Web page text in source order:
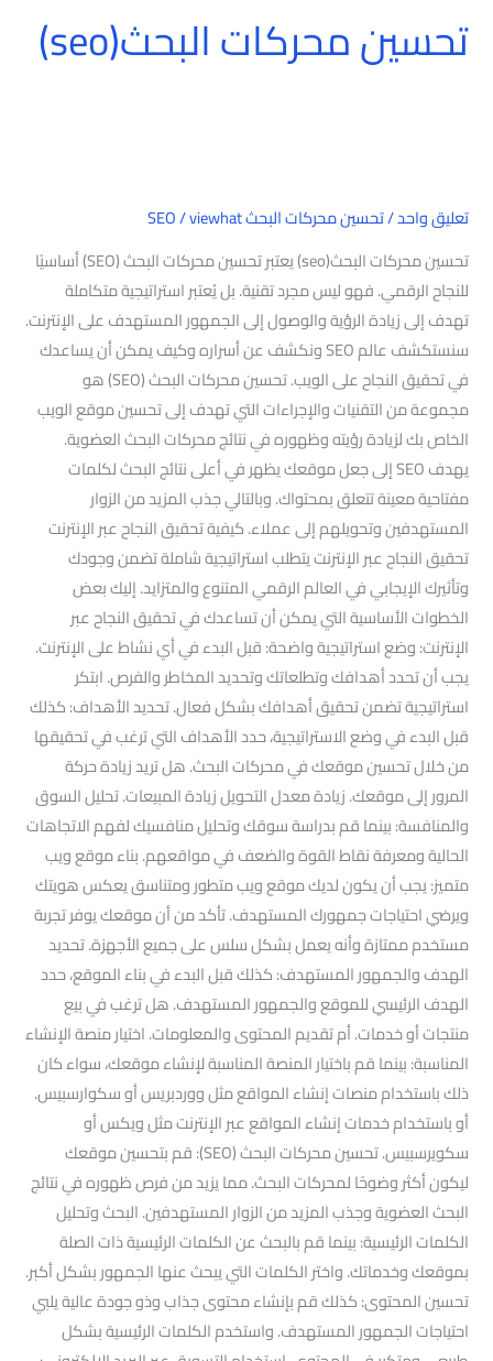
تحسين محركات البحث(seo)
تعليق واحد/تحسين محركات البحث SEO /viewhat
تحسين محركات البحث(seo) يعتبر تحسين محركات البحث (SEO) أساسيًا
للنجاح الرقمي. فهو ليس مجرد تقنية. بل يُعتبر استراتيجية متكاملة
تهدف إلى زيادة الرؤية والوصول إلى الجمهور المستهدف على الإنترنت.
سنستكشف عالم SEO ونكشف عن أسراره وكيف يمكن أن يساعدك
في تحقيق النجاح على الويب. تحسين محركات البحث (SEO) هو
مجموعة من التقنيات والإجراءات التي تهدف إلى تحسين موقع الويب
الخاص بك لزيادة رؤيته وظهوره في نتائج محركات البحث العضوية.
يهدف SEO إلى جعل موقعك يظهر في أعلى نتائج البحث لكلمات
مفتاحية معينة تتعلق بمحتواك. وبالتالي جذب المزيد من الزوار
المستهدفين وتحويلهم إلى عملاء. كيفية تحقيق النجاح عبر الإنترنت
تحقيق النجاح عبر الإنترنت يتطلب استراتيجية شاملة تضمن وجودك
وتأثيرك الإيجابي في العالم الرقمي المتنوع والمتزايد. إليك بعض
الخطوات الأساسية التي يمكن أن تساعدك في تحقيق النجاح عبر
الإنترنت: وضع استراتيجية واضحة: قبل البدء في أي نشاط على الإنترنت.
يجب أن تحدد أهدافك وتطلعاتك وتحديد المخاطر والفرص. ابتكر
استراتيجية تضمن تحقيق أهدافك بشكل فعال. تحديد الأهداف: كذلك
قبل البدء في وضع الاستراتيجية، حدد الأهداف التي ترغب في تحقيقها
من خلال تحسين موقعك في محركات البحث. هل تريد زيادة حركة
المرور إلى موقعك. زيادة معدل التحويل زيادة المبيعات. تحليل السوق
والمنافسة: بينما قم بدراسة سوقك وتحليل منافسيك لفهم الاتجاهات
الحالية ومعرفة نقاط القوة والضعف في مواقعهم. بناء موقع ويب
متميز: يجب أن يكون لديك موقع ويب متطور ومتناسق يعكس هويتك
ويرضي احتياجات جمهورك المستهدف. تأكد من أن موقعك يوفر تجربة
مستخدم ممتازة وأنه يعمل بشكل سلس على جميع الأجهزة. تحديد
الهدف والجمهور المستهدف: كذلك قبل البدء في بناء الموقع، حدد
الهدف الرئيسي للموقع والجمهور المستهدف. هل ترغب في بيع
منتجات أو خدمات. أم تقديم المحتوى والمعلومات. اختيار منصة الإنشاء
المناسبة: بينما قم باختيار المنصة المناسبة لإنشاء موقعك، سواء كان
ذلك باستخدام منصات إنشاء المواقع مثل ووردبريس أو سكوارسبيس.
أو باستخدام خدمات إنشاء المواقع عبر الإنترنت مثل ويكس أو
سكويرسبيس. تحسين محركات البحث (SEO): قم بتحسين موقعك
ليكون أكثر وضوحًا لمحركات البحث. مما يزيد من فرص ظهوره في نتائج
البحث العضوية وجذب المزيد من الزوار المستهدفين. البحث وتحليل
الكلمات الرئيسية: بينما قم بالبحث عن الكلمات الرئيسية ذات الصلة
بموقعك وخدماتك. واختر الكلمات التي يبحث عنها الجمهور بشكل أكبر.
تحسين المحتوى: كذلك قم بإنشاء محتوى جذاب وذو جودة عالية يلبي
احتياجات الجمهور المستهدف. واستخدم الكلمات الرئيسية بشكل